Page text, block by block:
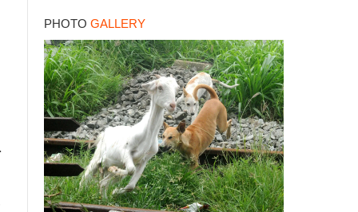
PHOTO GALLERY